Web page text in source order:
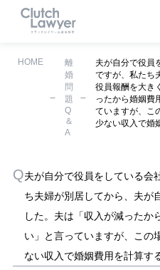
HOME
離
婚
問
題
Q
＆
A
夫が自分で役員
ですが、私たち
役員報酬を大き
ったから婚姻費
ていますが、こ
少ない収入で婚
夫が自分で役員をしている会
ち夫婦が別居してから、夫が
した。夫は「収入が減ったか
い」と言っていますが、この
ない収入で婚姻費用を計算す